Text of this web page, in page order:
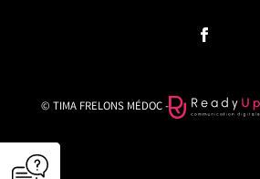
© TIMA FRELONS MÉDOC -